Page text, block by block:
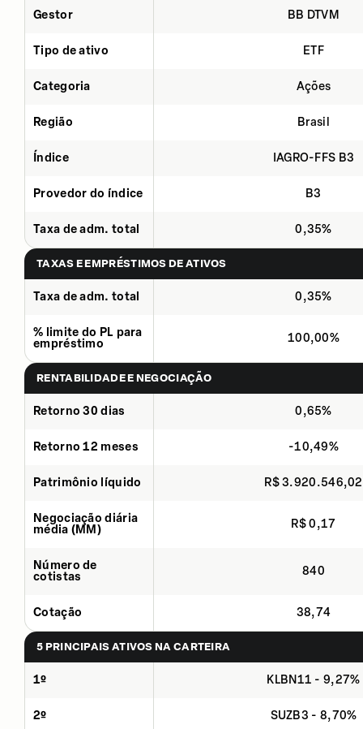
Gestor BB DTVM
Tipo de ativo ETF
Categoria Ações
Região Brasil
Índice IAGRO-FFS B3
Provedor do índice B3
Taxa de adm. total 0,35%
TAXAS E EMPRÉSTIMOS DE ATIVOS
Taxa de adm. total 0,35%
% limite do PL para
empréstimo
100,00%
RENTABILIDADE E NEGOCIAÇÃO
Retorno 30 dias 0,65%
Retorno 12 meses -10,49%
Patrimônio líquido R$ 3.920.546,02
Negociação diária
média (MM)
R$ 0,17
Número de
cotistas
840
Cotação 38,74
5 PRINCIPAIS ATIVOS NA CARTEIRA
1º KLBN11 - 9,27%
2º SUZB3 - 8,70%